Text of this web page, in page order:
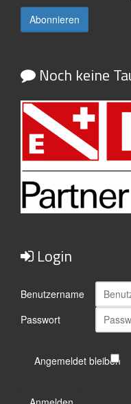
Noch keine
Login
Benutzername
Passwort
Angemeldet bleiben